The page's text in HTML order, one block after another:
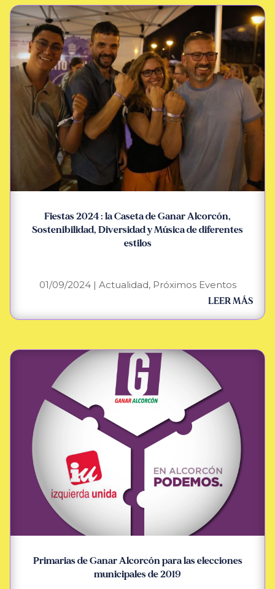
Fiestas 2024 : la Caseta de Ganar Alcorcón,
Sostenibilidad, Diversidad y Música de diferentes
estilos
01/09/2024| Actualidad, Próximos Eventos
LEER MÁS
Primarias de Ganar Alcorcón para las elecciones
municipales de 2019